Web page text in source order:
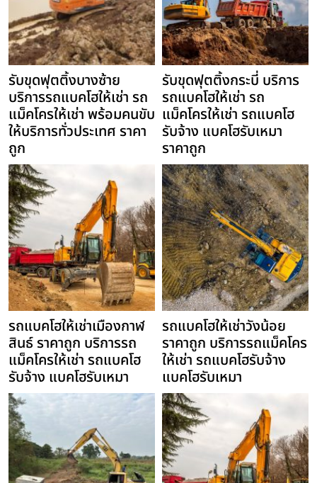
รับขุดฟุตติ้งบางซ้าย
บริการรถแบคโฮให้เช่า รถ
แม็คโครให้เช่า พร้อมคนขับ
ให้บริการทั่วประเทศ ราคา
ถูก
รับขุดฟุตติ้งกระบี่ บริการ
รถแบคโฮให้เช่า รถ
แม็คโครให้เช่า รถแบคโฮ
รับจ้าง แบคโฮรับเหมา
ราคาถูก
รถแบคโฮให้เช่าเมืองกาฬ
สินธ์ ราคาถูก บริการรถ
แม็คโครให้เช่า รถแบคโฮ
รับจ้าง แบคโฮรับเหมา
รถแบคโฮให้เช่าวังน้อย
ราคาถูก บริการรถแม็คโคร
ให้เช่า รถแบคโฮรับจ้าง
แบคโฮรับเหมา